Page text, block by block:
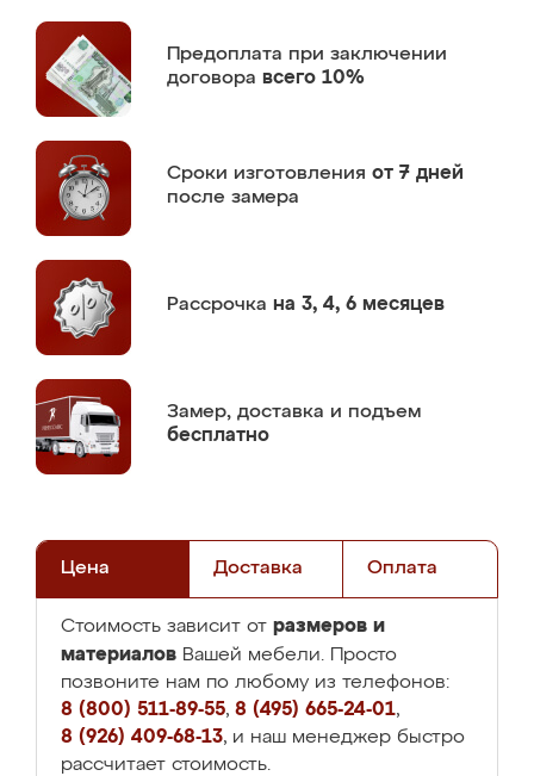
Предоплата при заключении
договора всего 10%
Сроки изготовления от 7 дней
после замера
Рассрочка на 3, 4, 6 месяцев
Замер, доставка и подъем
бесплатно
Цена Доставка Оплата
Стоимость зависит от размеров и
материалов Вашей мебели. Просто
позвоните нам по любому из телефонов:
8 (800) 511-89-55, 8 (495) 665-24-01,
8 (926) 409-68-13, и наш менеджер быстро
рассчитает стоимость.